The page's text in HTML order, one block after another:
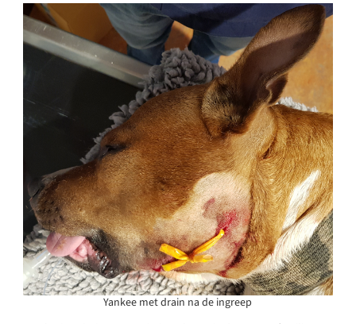
Yankee met drain na de ingreep